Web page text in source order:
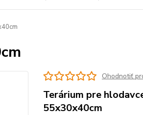
Ohodnotiť
Terárium pre
55x30x40cm